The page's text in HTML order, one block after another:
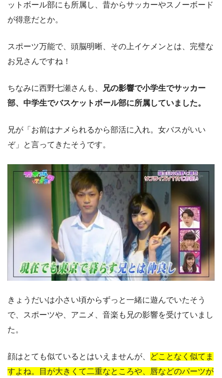
ットボール部にも所属し、昔からサッカーやスノーボード
が得意だとか。
スポーツ万能で、頭脳明晰、その上イケメンとは、完璧な
お兄さんですね！
ちなみに西野七瀬さんも、
兄の影響で小学生でサッカー
部、中学生でバスケットボール部に所属していました。
兄が「お前はナメられるから部活に入れ。女バスがいい
ぞ」と言ってきたそうです。
きょうだいは小さい頃からずっと一緒に遊んでいたそう
で、スポーツや、アニメ、音楽も兄の影響を受けていまし
た。
顔はとても似ているとはいえませんが、
どことなく似てま
すよね。目が大きくて二重なところや、唇などのパーツが